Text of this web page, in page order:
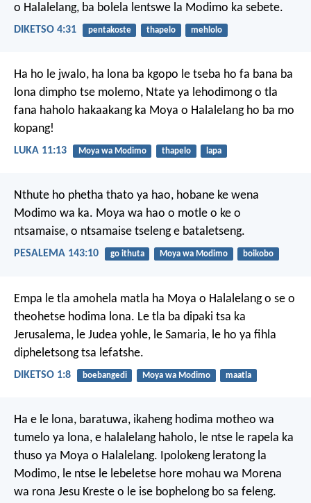
o Halalelang, ba bolela lentswe la Modimo ka sebete.
DIKETSO 4:31 pentakoste thapelo mehlolo
Ha ho le jwalo, ha lona ba kgopo le tseba ho fa bana ba
lona dimpho tse molemo, Ntate ya lehodimong o tla
fana haholo hakaakang ka Moya o Halalelang ho ba mo
kopang!
LUKA 11:13 Moya wa Modimo thapelo lapa
Nthute ho phetha thato ya hao, hobane ke wena
Modimo wa ka. Moya wa hao o motle o ke o
ntsamaise, o ntsamaise tseleng e bataletseng.
PESALEMA 143:10 go ithuta Moya wa Modimo boikobo
Empa le tla amohela matla ha Moya o Halalelang o se o
theohetse hodima lona. Le tla ba dipaki tsa ka
Jerusalema, le Judea yohle, le Samaria, le ho ya fihla
dipheletsong tsa lefatshe.
DIKETSO 1:8 boebangedi Moya wa Modimo maatla
Ha e le lona, baratuwa, ikaheng hodima motheo wa
tumelo ya lona, e halalelang haholo, le ntse le rapela ka
thuso ya Moya o Halalelang. Ipolokeng leratong la
Modimo, le ntse le lebeletse hore mohau wa Morena
wa rona Jesu Kreste o le ise bophelong bo sa feleng.